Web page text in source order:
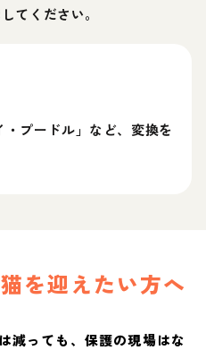
てください。
・プードル」など、変換を
を迎えたい方へ
減っても、保護の現場はな